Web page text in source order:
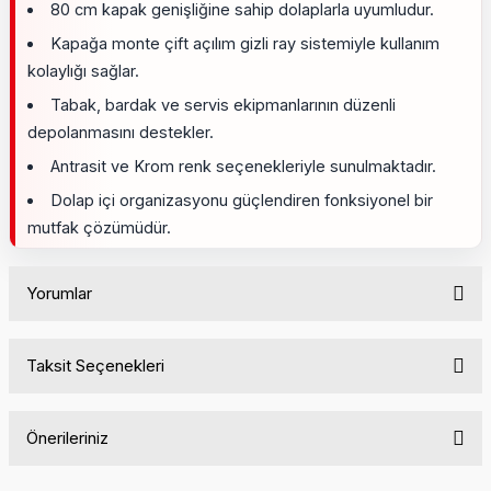
80 cm kapak genişliğine sahip dolaplarla uyumludur.
Kapağa monte çift açılım gizli ray sistemiyle kullanım
kolaylığı sağlar.
Tabak, bardak ve servis ekipmanlarının düzenli
depolanmasını destekler.
Antrasit ve Krom renk seçenekleriyle sunulmaktadır.
Dolap içi organizasyonu güçlendiren fonksiyonel bir
mutfak çözümüdür.
Yorumlar
Taksit Seçenekleri
Önerileriniz